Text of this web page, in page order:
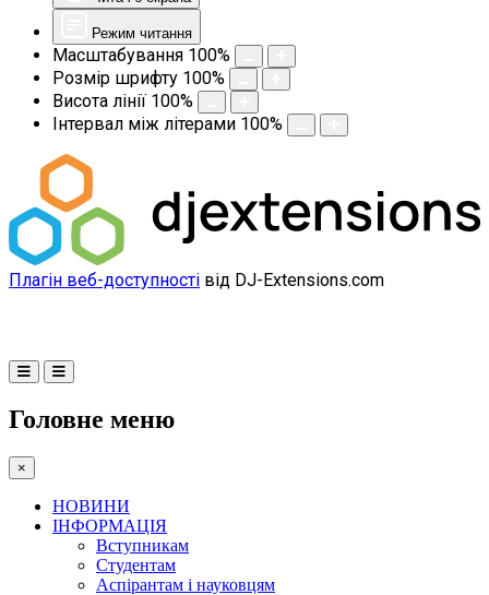
Режим читання
Масштабування 100%
Розмір шрифту 100%
Висота лінії 100%
Інтервал між літерами 100%
Плагін веб-доступності від DJ-Extensions.com
Головне меню
×
НОВИНИ
ІНФОРМАЦІЯ
Вступникам
Студентам
Аспірантам і науковцям